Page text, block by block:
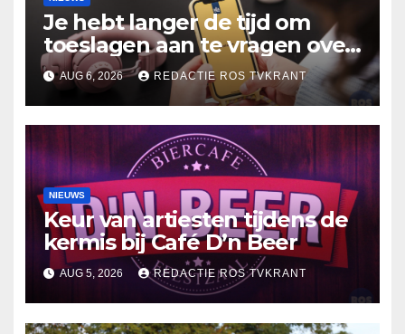
Je hebt langer de tijd om
toeslagen aan te vragen over
2025
AUG 6, 2026 REDACTIE ROS TVKRANT
NIEUWS
Keur van artiesten tijdens de
kermis bij Café D’n Beer
AUG 5, 2026 REDACTIE ROS TVKRANT